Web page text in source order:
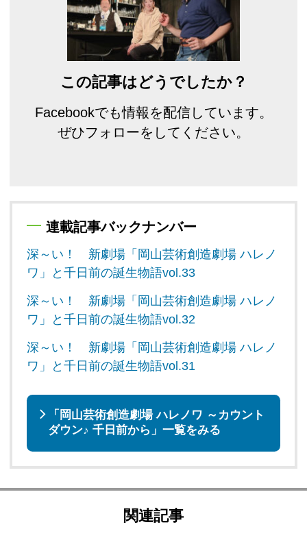
この記事はどうでしたか？
Facebookでも情報を配信しています。
ぜひフォローをしてください。
連載記事バックナンバー
深～い！ 新劇場「岡山芸術創造劇場 ハレノ
ワ」と千日前の誕生物語vol.33
深～い！ 新劇場「岡山芸術創造劇場 ハレノ
ワ」と千日前の誕生物語vol.32
深～い！ 新劇場「岡山芸術創造劇場 ハレノ
ワ」と千日前の誕生物語vol.31
「岡山芸術創造劇場 ハレノワ ～カウント
ダウン♪ 千日前から」一覧をみる
関連記事